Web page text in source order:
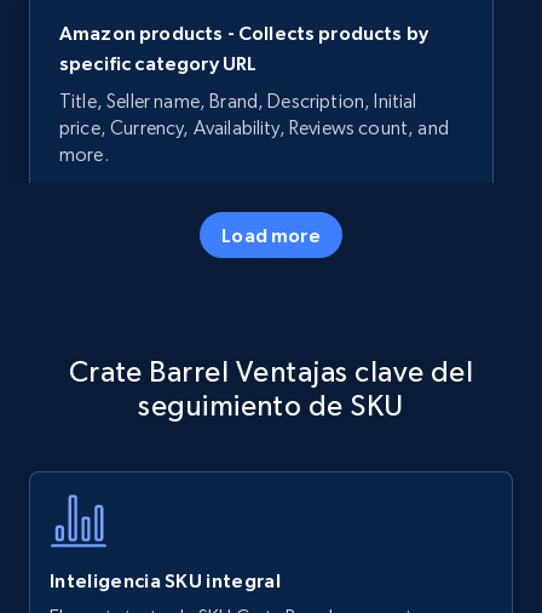
Amazon products - Collects products by
specific category URL
Title, Seller name, Brand, Description, Initial
price, Currency, Availability, Reviews count, and
more.
5.7K+ Comenzar ahora
specific keywords
Title, Seller name, Brand, Description, Initial
Load more
Crate Barrel Ventajas clave del
seguimiento de SKU
Inteligencia SKU integral